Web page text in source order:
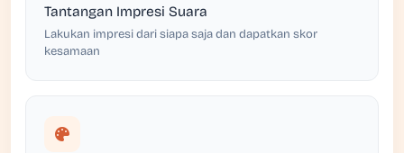
Tantangan Impresi Suara
Lakukan impresi dari siapa saja dan dapatkan skor
kesamaan